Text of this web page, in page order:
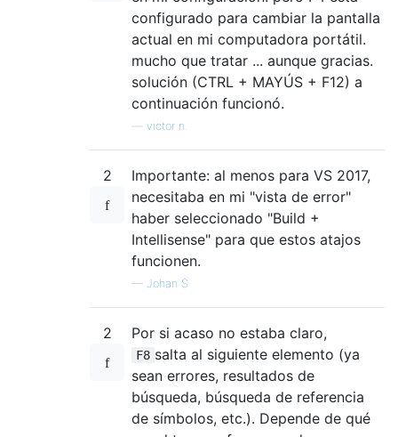
configurado para cambiar la pantalla
actual en mi computadora portátil.
mucho que tratar ... aunque gracias.
solución (CTRL + MAYÚS + F12) a
continuación funcionó.
victor n.
2
Importante: al menos para VS 2017,
necesitaba en mi "vista de error"
haber seleccionado "Build +
Intellisense" para que estos atajos
funcionen.
— Johan S
2 Por si acaso no estaba claro,
F8 salta al siguiente elemento (ya
sean errores, resultados de
búsqueda, búsqueda de referencia
de símbolos, etc.). Depende de qué